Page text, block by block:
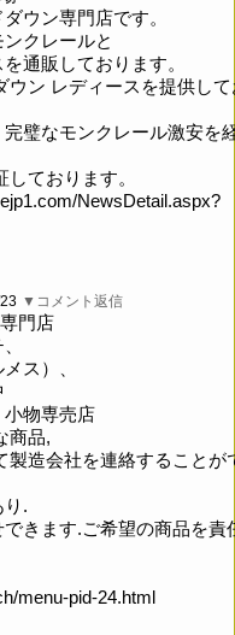
ウン専門店です。
クレールと
通販しております。
ウン レディースを提供し
璧なモンクレール激安を
ております。
NewsDetail.aspx?
▼コメント返信
門店
ス）、
物専売店
商品,
製造会社を連絡することが
り.
きます.ご希望の商品を責
menu-pid-24.html